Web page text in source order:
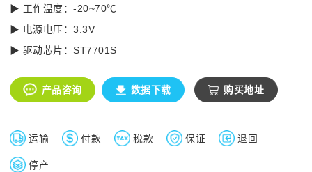
▶ 工作温度：-20~70℃
▶ 电源电压：3.3V
▶ 驱动芯片：ST7701S
产品咨询 数据下载 购买地址
运输 付款 税款 保证 退回
停产